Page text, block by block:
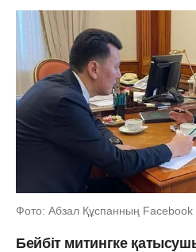
Фото: Абзал Құспанның
Бейбіт митингке